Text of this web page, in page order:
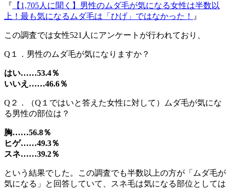
『 【1,705人に聞く】男性のムダ毛が気になる女性は半数以
上！最も気になるムダ毛は「ひげ」ではなかった！
』
この調査では女性521人にアンケートが行われており、
Q１．男性のムダ毛が気になりますか？
はい……53.4％
いいえ……46.6％
Q２．（Q１ではいと答えた女性に対して）ムダ毛が気にな
る男性の部位は？
胸……56.8％
ヒゲ……49.3％
スネ……39.2％
という結果でした。この調査でも半数以上の方が「ムダ毛が
気になる」と回答していて、スネ毛は気になる部位としては